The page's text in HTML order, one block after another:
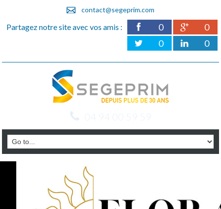
contact@segeprim.com
Partagez notre site avec vos amis : 0
0
0
0
04 94 00 59 59